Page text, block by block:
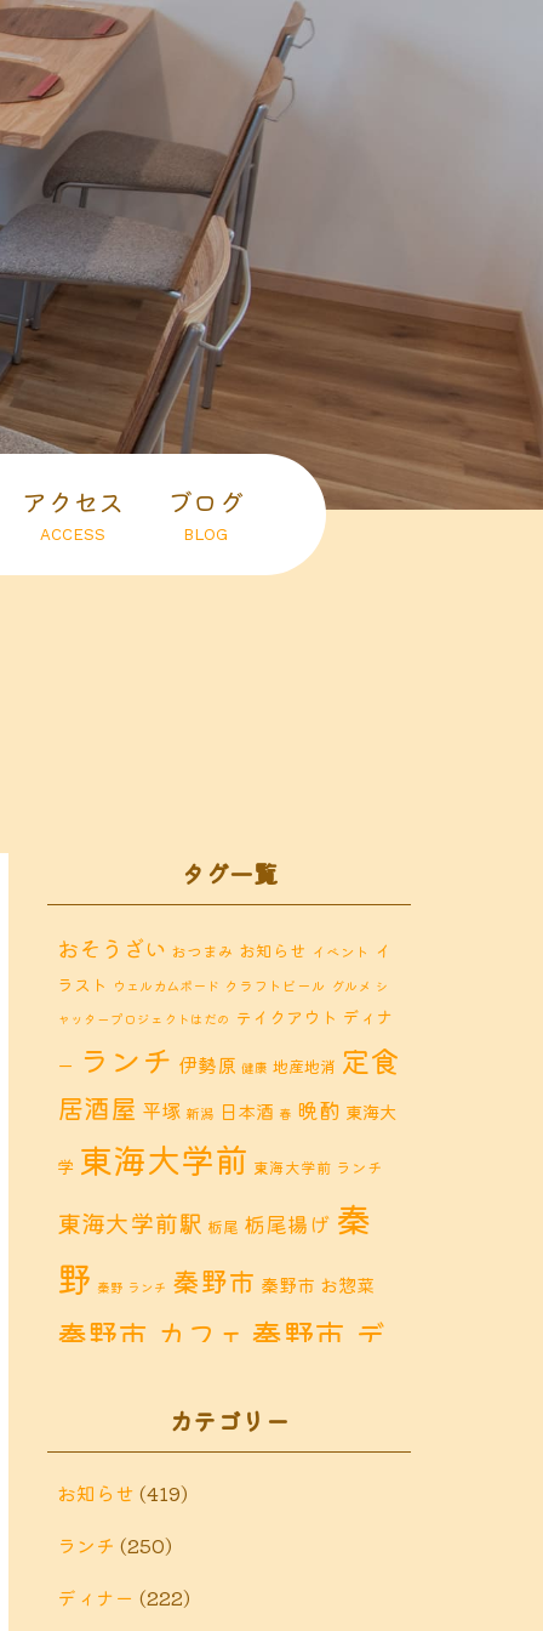
アクセス
ACCESS
ブログ
BLOG
タグ一覧
おそうざい おつまみ お知らせ イベント イ
ラスト ウェルカムボード クラフトビール グルメ シ
ャッタープロジェクトはだの テイクアウト ディナ
ー ランチ 伊勢原 健康 地産地消 定食
居酒屋 平塚 新潟 日本酒 春 晩酌 東海大
学 東海大学前 東海大学前 ランチ
東海大学前駅 栃尾 栃尾揚げ 秦
野 秦野 ランチ 秦野市 秦野市 お惣菜
秦野市 カフェ 秦野市 デ
市 定食 鶴巻 鶴巻 お惣菜 鶴巻 カフェ
鶴巻 ディナー
チ 鶴巻 定食
泉駅 黒板アート
カテゴリー
お知らせ (419)
ランチ (250)
ディナー (222)